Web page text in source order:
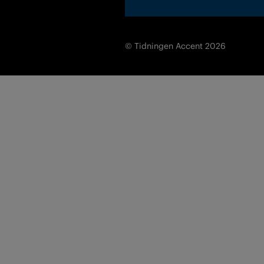
© Tidningen Accent 2026